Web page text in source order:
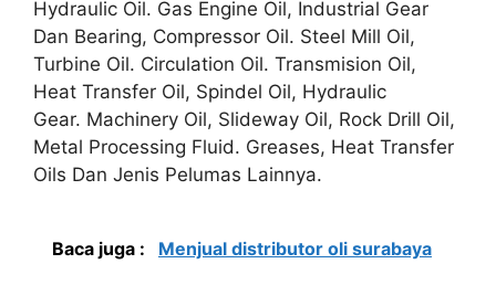
Hydraulic Oil. Gas Engine Oil, Industrial Gear
Dan Bearing, Compressor Oil. Steel Mill Oil,
Turbine Oil. Circulation Oil. Transmision Oil,
Heat Transfer Oil, Spindel Oil, Hydraulic
Gear. Machinery Oil, Slideway Oil, Rock Drill Oil,
Metal Processing Fluid. Greases, Heat Transfer
Oils Dan Jenis Pelumas Lainnya.
Baca juga : Menjual distributor oli surabaya